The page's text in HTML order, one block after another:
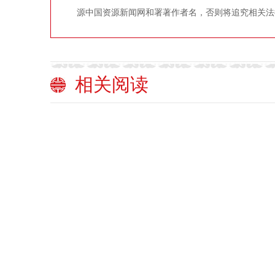
源中国资源新闻网和署著作者名，否则将追究相关
相关阅读